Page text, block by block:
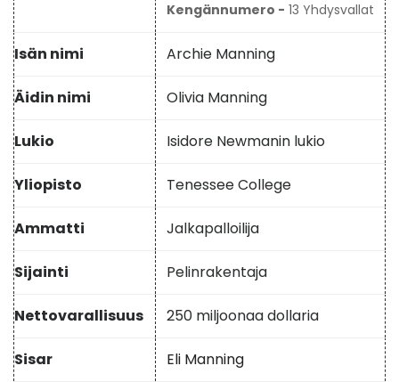
Kengännumero - 13 Yhdysvallat
Isän nimi Archie Manning
Äidin nimi Olivia Manning
Lukio Isidore Newmanin lukio
Yliopisto Tenessee College
Ammatti Jalkapalloilija
Sijainti Pelinrakentaja
Nettovarallisuus 250 miljoonaa dollaria
Sisar Eli Manning